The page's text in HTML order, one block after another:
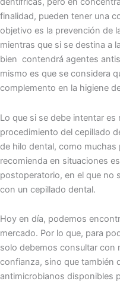
finalidad, pueden tener una
objetivo es la prevención de
mientras que si se destina a
bien contendrá agentes
mismo es que se considera
complemento en la higiene
Lo que si se debe intentar
procedimiento del cepillado
de hilo dental, como
recomienda en situaciones
postoperatorio, en el que no
con un cepillado dental.
Hoy en día, podemos
mercado. Por lo que, para
solo debemos consultar con
confianza, sino que también
antimicrobianos disponibles